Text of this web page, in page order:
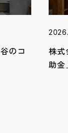
のコ
株式
助金